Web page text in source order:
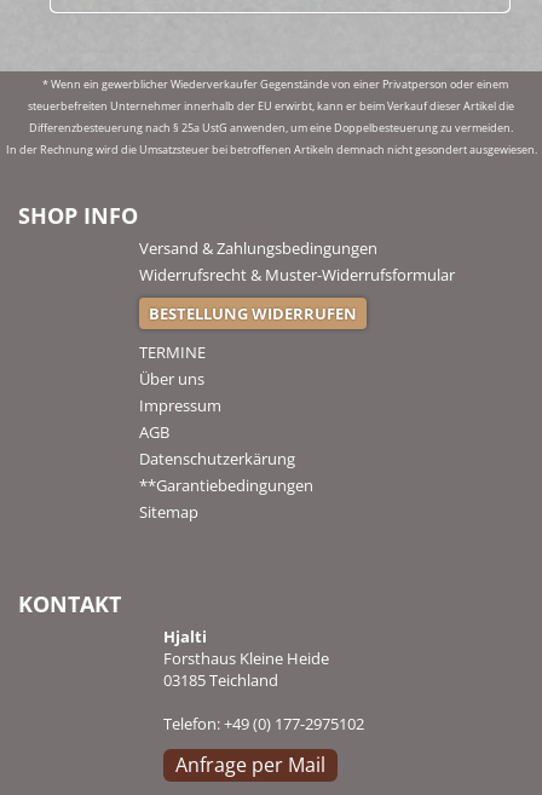
* Wenn ein gewerblicher Wiederverkaufer Gegenstände von einer Privatperson oder einem
steuerbefreiten Unternehmer innerhalb der EU erwirbt, kann er beim Verkauf dieser Artikel die
Differenzbesteuerung nach § 25a UstG anwenden, um eine Doppelbesteuerung zu vermeiden.
In der Rechnung wird die Umsatzsteuer bei betroffenen Artikeln demnach nicht gesondert ausgewiesen.
SHOP INFO
Versand & Zahlungsbedingungen
Widerrufsrecht & Muster-Widerrufsformular
BESTELLUNG WIDERRUFEN
TERMINE
Über uns
Impressum
AGB
Datenschutzerkärung
**Garantiebedingungen
Sitemap
KONTAKT
Hjalti
Forsthaus Kleine Heide
03185 Teichland
Telefon: +49 (0) 177-2975102
Anfrage per Mail